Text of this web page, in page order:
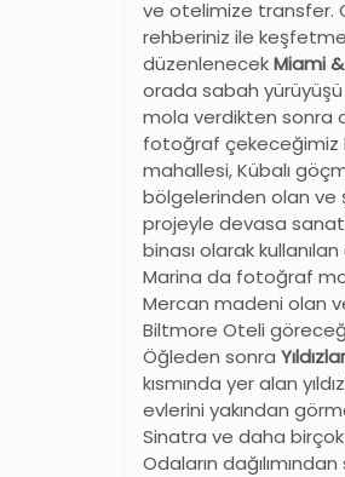
ve otelimize transfer.
rehberiniz ile
düzenlenecekMiami &
orada sabah yürüyüşü
mola verdikten sonra
fotoğraf çekeceğimiz
mahallesi, Kübalı
bölgelerinden olan ve
projeyle devasa
binası olarak
Marina da fotoğraf
Mercan madeni olan
Biltmore Oteli
Öğleden sonra
kısmında yer alan
evlerini yakından
Sinatra ve daha birçok
Odaların